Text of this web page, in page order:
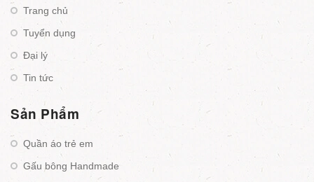
Trang chủ
Tuyển dụng
Đại lý
Tin tức
Sản Phẩm
Quần áo trẻ em
Gấu bông Handmade